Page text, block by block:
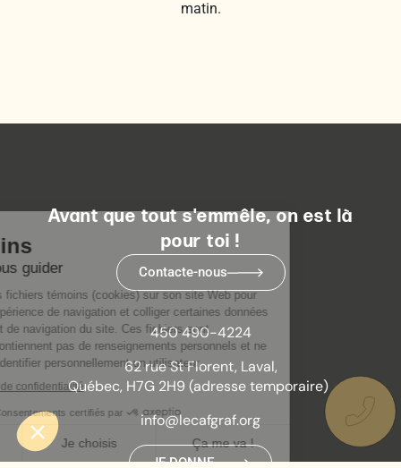
matin.
Avant que tout s'emmêle, on est là
pour toi !
Contacte-nous
450 490-4224
62 rue St Florent, Laval,
Québec, H7G 2H9 (adresse temporaire)
info@lecafgraf.org
JE DONNE